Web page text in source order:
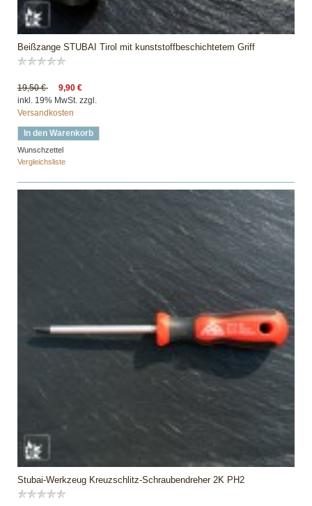
Beißzange STUBAI Tirol mit kunststoffbeschichtetem Griff
19,50 €
9,90 €
inkl. 19% MwSt. zzgl.
Versandkosten
In den Warenkorb
Wunschzettel
Vergleichsliste
Stubai-Werkzeug Kreuzschlitz-Schraubendreher 2K PH2